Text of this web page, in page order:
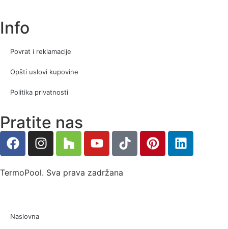
Info
Povrat i reklamacije
Opšti uslovi kupovine
Politika privatnosti
Pratite nas
TermoPool. Sva prava zadržana
Naslovna